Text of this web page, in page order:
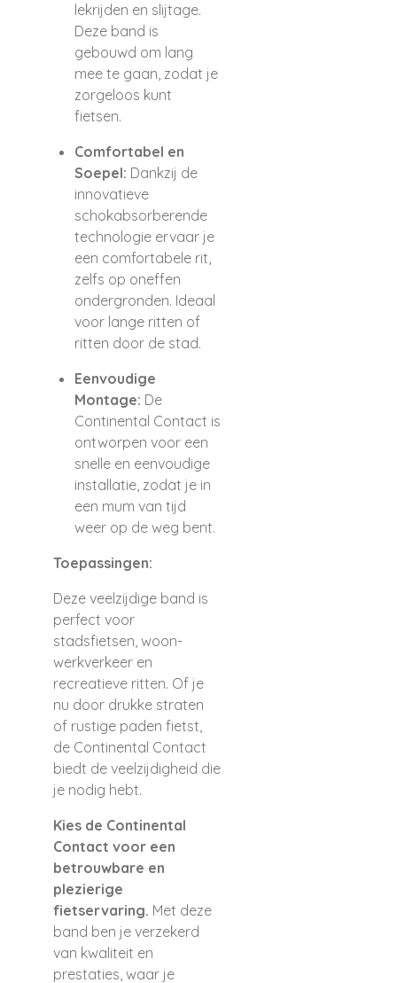
lekrijden en slijtage.
Deze band is
gebouwd om lang
mee te gaan, zodat je
zorgeloos kunt
fietsen.
Comfortabel en
Soepel: Dankzij de
innovatieve
schokabsorberende
technologie ervaar je
een comfortabele rit,
zelfs op oneffen
ondergronden. Ideaal
voor lange ritten of
ritten door de stad.
Eenvoudige
Montage: De
Continental Contact is
ontworpen voor een
snelle en eenvoudige
installatie, zodat je in
een mum van tijd
weer op de weg bent.
Toepassingen:
Deze veelzijdige band is
perfect voor
stadsfietsen, woon-
werkverkeer en
recreatieve ritten. Of je
nu door drukke straten
of rustige paden fietst,
de Continental Contact
biedt de veelzijdigheid die
je nodig hebt.
Kies de Continental
Contact voor een
betrouwbare en
plezierige
fietservaring. Met deze
band ben je verzekerd
van kwaliteit en
prestaties, waar je